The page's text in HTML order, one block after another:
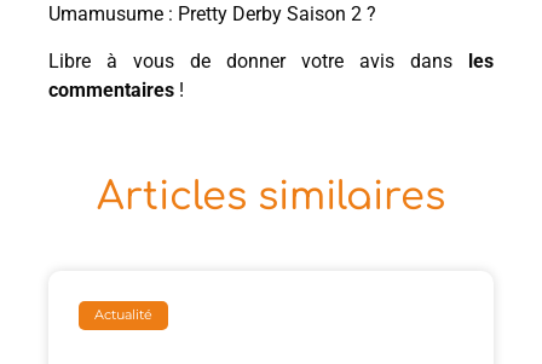
Umamusume : Pretty Derby Saison 2 ?
Libre à vous de donner votre avis dans les
commentaires !
Articles similaires
Actualité